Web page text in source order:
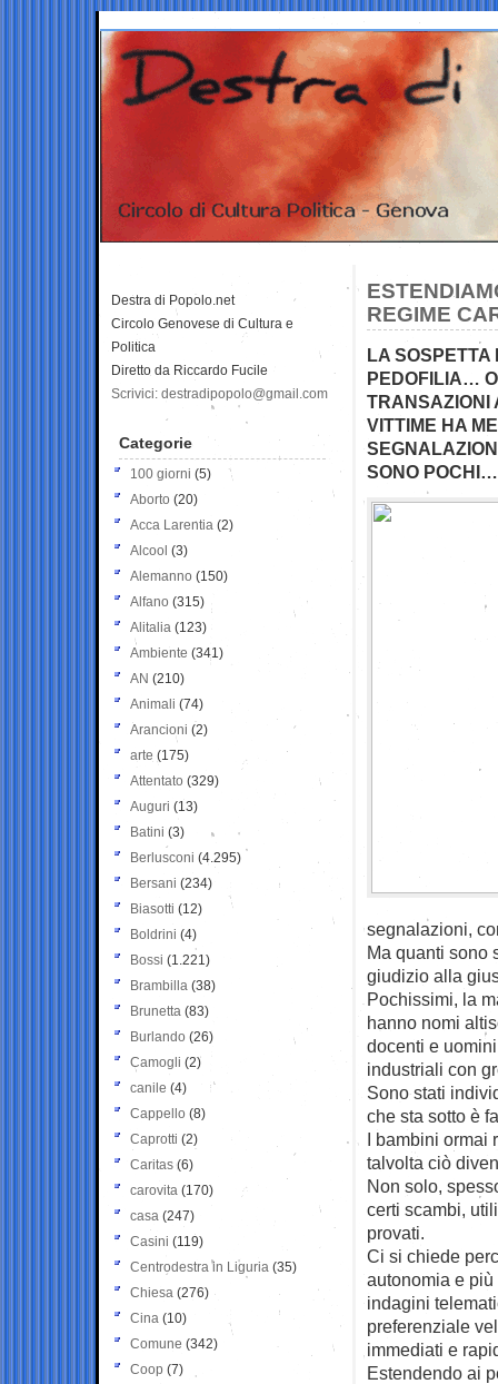
REGIME
LA SOSPETTA
PEDOFILIA…
TRANSAZIONI
VITTIME HA
SONO
segnalazioni,
Ma quanti sono
giudizio alla
Pochissimi, la
hanno nomi
docenti e
industriali con
Sono stati
che sta sotto è
I bambini ormai
talvolta ciò
Non solo,
certi scambi,
provati.
Ci si chiede
autonomia e
indagini
preferenziale
immediati e
Estendendo ai
Destra di Popolo.net
Circolo Genovese di Cultura e
Politica
Diretto da Riccardo Fucile
Scrivici: destradipopolo@gmail.com
Categorie
100 giorni (5)
Aborto (20)
Acca Larentia (2)
Alcool (3)
Alemanno (150)
Alfano (315)
Alitalia (123)
Ambiente (341)
AN (210)
Animali (74)
Arancioni (2)
arte (175)
Attentato (329)
Auguri (13)
Batini (3)
Berlusconi (4.295)
Bersani (234)
Biasotti (12)
Boldrini (4)
Bossi (1.221)
Brambilla (38)
Brunetta (83)
Burlando (26)
Camogli (2)
canile (4)
Cappello (8)
Caprotti (2)
Caritas (6)
carovita (170)
casa (247)
Casini (119)
Centrodestra in Liguria (35)
Chiesa (276)
Cina (10)
Comune (342)
Coop (7)